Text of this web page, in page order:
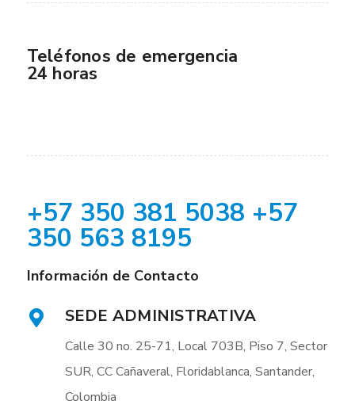
Teléfonos de emergencia
24 horas
+57 350 381 5038 +57
350 563 8195
Información de Contacto
SEDE ADMINISTRATIVA
Calle 30 no. 25-71, Local 703B, Piso 7, Sector
SUR, CC Cañaveral, Floridablanca, Santander,
Colombia